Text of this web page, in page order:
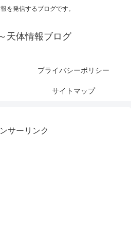
を発信するブログです。
天体情報ブログ
プライバシーポリシー
サイトマップ
サーリンク